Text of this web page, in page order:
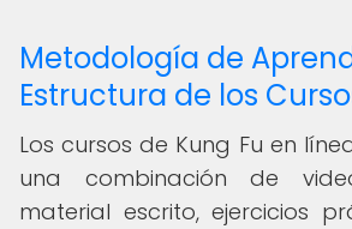
Metodología de
Estructura de los
Los cursos de Kung Fu en
una combinación de
material escrito, ejercicios